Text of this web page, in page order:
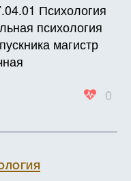
Б1.Б.1
Психология
психология
магистр
0